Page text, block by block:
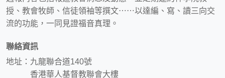
授、教會牧師、信徒領袖等撰文⋯⋯以達編、寫、讀三向交
流的功能，一同見證福音真理。
聯絡資訊
地址：九龍聯合道140號
香港華人基督教聯會大樓